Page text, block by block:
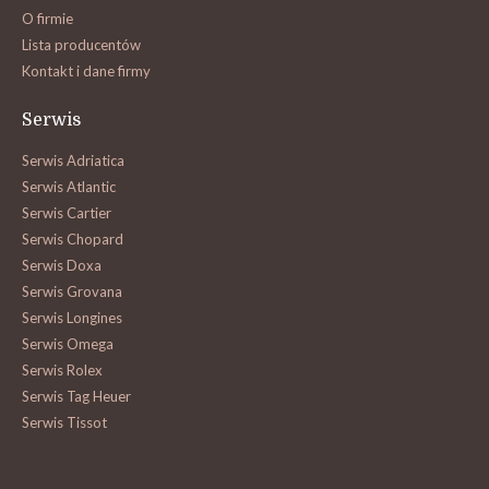
O firmie
Lista producentów
Kontakt i dane firmy
Serwis
Serwis Adriatica
Serwis Atlantic
Serwis Cartier
Serwis Chopard
Serwis Doxa
Serwis Grovana
Serwis Longines
Serwis Omega
Serwis Rolex
Serwis Tag Heuer
Serwis Tissot